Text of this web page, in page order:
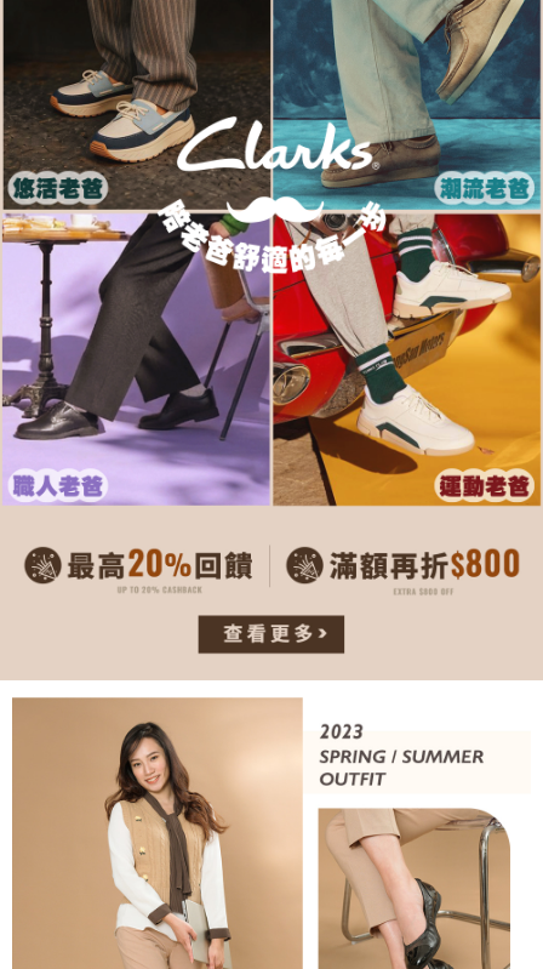
是否繳費成功／繳費後需取消欲退款等相關疑問，請聯繫「AFTEE先享後付
客戶支援中心」
https://netprotections.freshdesk.com/support/home
【注意事項】
１．透過由恩沛科技股份有限公司提供之「AFTEE先享後付」服務完成之交
易，需依本服務之必要範圍內提供個人資料，並將交易相關給付款項請求債
權轉讓予恩沛科技股份有限公司。
２．關於個人資料處理事宜，請瀏覽以下網址：
https://aftee.tw/terms/#terms3
３．未成年的使用者請事先徵得法定代理人或監護人之同意方可使用
「AFTEE先享後付」，若未經同意申辦者引起之損失，本公司不負相關責
任。
４．使用「AFTEE先享後付」時，將依據個別帳號之用戶狀況，依本公司即
時審查核予不同之上限額度；若仍有額度不足之情形，本公司將視審查結果
請求用戶進行身份認證。
５．嚴禁一人註冊多個帳號或使用他人資訊註冊。若發現惡意使用之情形，
恩沛科技股份有限公司將有權停止該用戶之使用額度並採取法律行動。
每筆NT$80，滿NT$1,000(含以上)免運費
宅配-離島
每筆NT$120，滿NT$1,000(含以上)免運費